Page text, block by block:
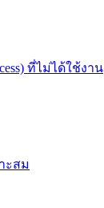
ที่ไม่ได้ใช้งาน
ะสม